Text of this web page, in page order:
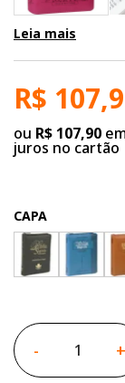
Leia mais
R$
ou R$ 107,90
juros no cartão
CAPA
- +